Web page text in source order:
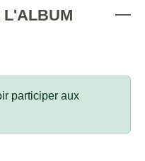
L'ALBUM
participer aux